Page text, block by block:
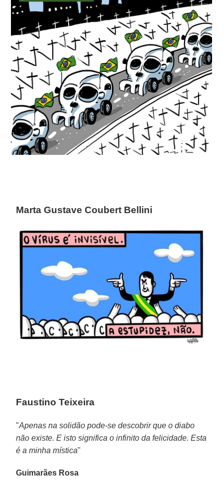
Marta Gustave Coubert Bellini
Faustino Teixeira
"Apenas na solidão pode-se descobrir que o diabo
não existe. E isto significa o infinito da felicidade. Esta
é a minha mística"
Guimarães Rosa